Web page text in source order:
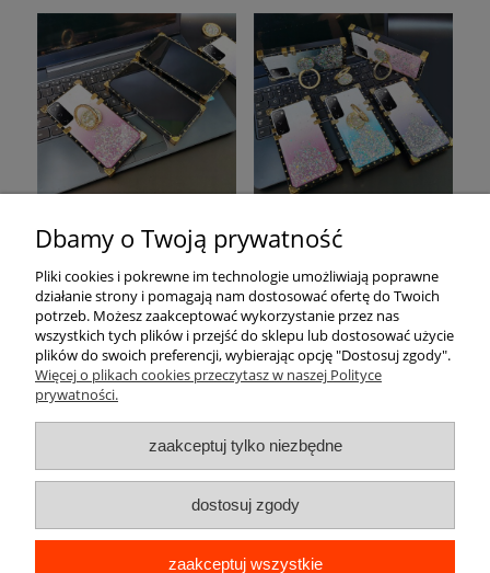
Pomoc
Moje konto
Płatności i dostawa
O nas
Dbamy o Twoją prywatność
Pliki cookies i pokrewne im technologie umożliwiają poprawne
działanie strony i pomagają nam dostosować ofertę do Twoich
potrzeb. Możesz zaakceptować wykorzystanie przez nas
wszystkich tych plików i przejść do sklepu lub dostosować użycie
plików do swoich preferencji, wybierając opcję "Dostosuj zgody".
Więcej o plikach cookies przeczytasz w naszej Polityce
prywatności.
zaakceptuj tylko niezbędne
dostosuj zgody
zaakceptuj wszystkie